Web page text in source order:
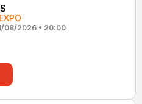
08/2026 • 20:00